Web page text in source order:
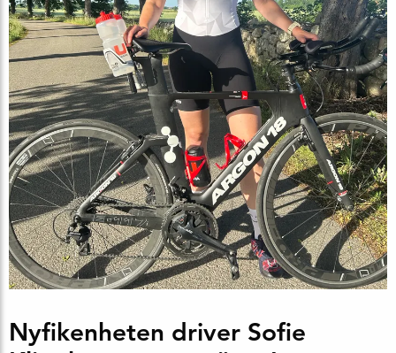
Nyfikenheten driver Sofie